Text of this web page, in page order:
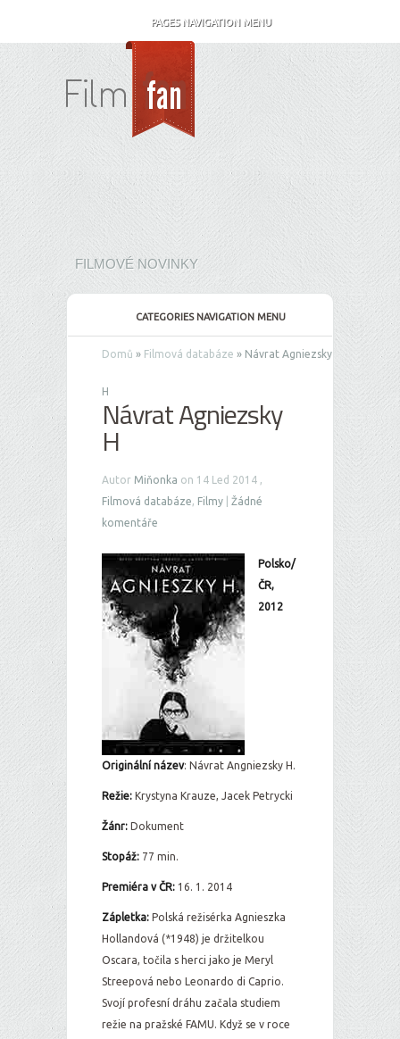
PAGES NAVIGATION MENU
FILMOVÉ NOVINKY
CATEGORIES NAVIGATION MENU
Domů » Filmová databáze » Návrat Agniezsky
H
Návrat Agniezsky
H
Autor Miňonka on 14 Led 2014 ,
Filmová databáze, Filmy
Žádné
komentáře
Polsko/
ČR,
2012
Originální název: Návrat Angniezsky H.
Režie: Krystyna Krauze, Jacek Petrycki
Žánr: Dokument
Stopáž: 77 min.
Premiéra v ČR: 16. 1. 2014
Zápletka: Polská režisérka Agnieszka
Hollandová (*1948) je držitelkou
Oscara, točila s herci jako je Meryl
Streepová nebo Leonardo di Caprio.
Svojí profesní dráhu začala studiem
režie na pražské FAMU. Když se v roce